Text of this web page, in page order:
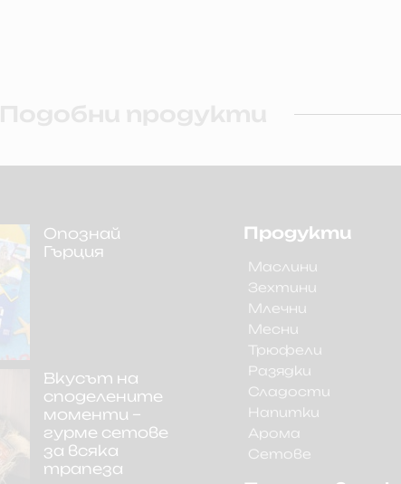
Опознай
Гърция
Вкусът на
споделените
моменти –
гурме сетове
за всяка
трапеза
Продукти
Маслини
Зехтини
Млечни
Месни
Трюфели
Разядки
Сладости
Напитки
Арома
Сетове